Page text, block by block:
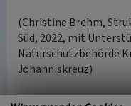
(Christine Brehm,
Süd, 2022, mit
Naturschutzbehörde
Johanniskreuz)
Internet